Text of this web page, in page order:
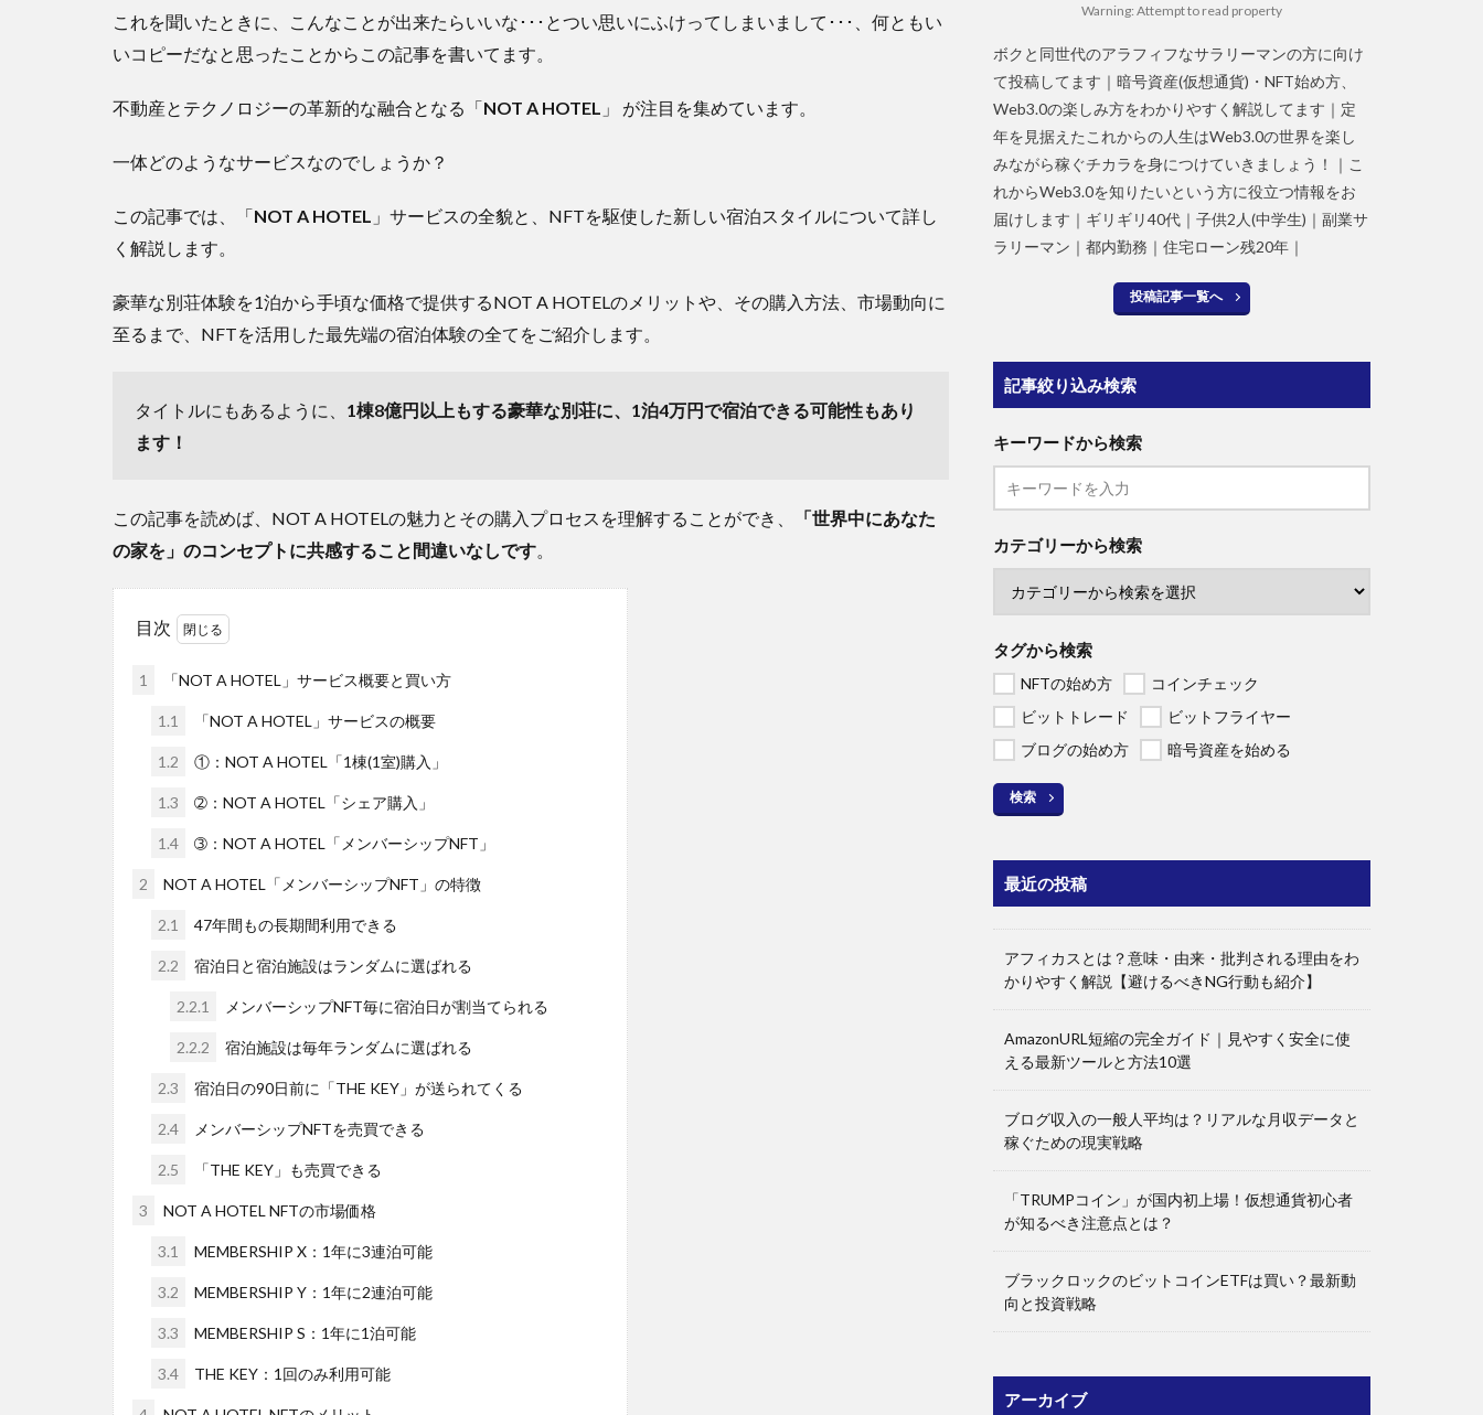
これを聞いたときに、こんなことが出来たらいいな･･･とつい思いにふけってしまいまして･･･、何ともい
いコピーだなと思ったことからこの記事を書いてます。
不動産とテクノロジーの革新的な融合となる「NOT A HOTEL 」 が注目を集めています。
一体どのようなサービスなのでしょうか？
この記事では、「NOT A HOTEL 」サービスの全貌と、NFTを駆使した新しい宿泊スタイルについて詳し
く解説します。
豪華な別荘体験を1泊から手頃な価格で提供するNOT A HOTELのメリットや、その購入方法、市場動向に
至るまで、NFTを活用した最先端の宿泊体験の全てをご紹介します。
タイトルにもあるように、 1棟8億円以上もする豪華な別荘に、1泊4万円で宿泊できる可能性もあり
ます！
この記事を読めば、NOT A HOTELの魅力とその購入プロセスを理解することができ、
「世界中にあなた
の家を」のコンセプトに共感すること間違いなしです
目次
1 「NOT A HOTEL」サービス概要と買い方
1.1 「NOT A HOTEL」サービスの概要
1.2 ①：NOT A HOTEL「1棟(1室)購入」
1.3 ➁：NOT A HOTEL「シェア購入」
1.4 ➂：NOT A HOTEL「メンバーシップNFT」
2 NOT A HOTEL「メンバーシップNFT」の特徴
2.1 47年間もの長期間利用できる
2.2 宿泊日と宿泊施設はランダムに選ばれる
2.2.1 メンバーシップNFT毎に宿泊日が割当てられる
2.2.2 宿泊施設は毎年ランダムに選ばれる
2.3 宿泊日の90日前に「THE KEY」が送られてくる
2.4 メンバーシップNFTを売買できる
2.5 「THE KEY」も売買できる
3 NOT A HOTEL NFTの市場価格
3.1 MEMBERSHIP X：1年に3連泊可能
3.2 MEMBERSHIP Y：1年に2連泊可能
3.3 MEMBERSHIP S：1年に1泊可能
3.4 THE KEY：1回のみ利用可能
Warning: Attempt to read property
ボクと同世代のアラフィフなサラリーマンの方に向け
て投稿してます｜暗号資産(仮想通貨)・NFT始め方、
Web3.0の楽しみ方をわかりやすく解説してます｜定
年を見据えたこれからの人生はWeb3.0の世界を楽し
みながら稼ぐチカラを身につけていきましょう！｜こ
れからWeb3.0を知りたいという方に役立つ情報をお
届けします｜ギリギリ40代｜子供2人(中学生)｜副業サ
ラリーマン｜都内勤務｜住宅ローン残20年｜
投稿記事一覧へ
記事絞り込み検索
キーワードから検索
カテゴリーから検索
タグから検索
NFTの始め方
コインチェック
ビットトレード
ビットフライヤー
ブログの始め方
暗号資産を始める
検索
最近の投稿
アフィカスとは？意味・由来・批判される理由をわ
かりやすく解説【避けるべきNG行動も紹介】
AmazonURL短縮の完全ガイド｜見やすく安全に使
える最新ツールと方法10選
ブログ収入の一般人平均は？リアルな月収データと
稼ぐための現実戦略
「TRUMPコイン」が国内初上場！仮想通貨初心者
が知るべき注意点とは？
ブラックロックのビットコインETFは買い？最新動
向と投資戦略
アーカイブ